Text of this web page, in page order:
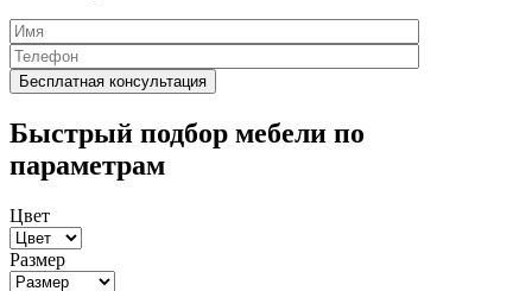
Быстрый подбор мебели по
параметрам
Цвет
Размер